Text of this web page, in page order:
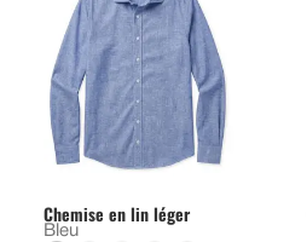
Chemise en lin léger
Bleu